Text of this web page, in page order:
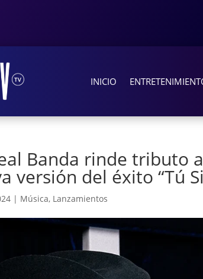
INICIO
Banda rinde tributo
versión del éxito “Tú
| Música, Lanzamientos